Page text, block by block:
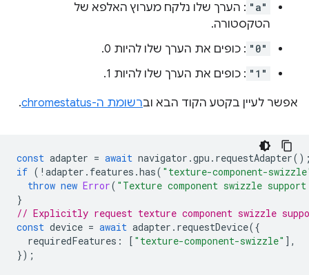
"a" : הערך שלו נלקח מערוץ האלפא של
הטקסטורה.
"0" : כופים את הערך שלו להיות 0.
"1" : כופים את הערך שלו להיות 1.
אפשר לעיין בקטע הקוד הבא וברשומת ה-chromestatus .
const adapter = await navigator .gpu . requestAdapter
if ( ! adapter . features .has( "texture-component-
throw new Error( "Texture component swizzle
}
// Explicitly request texture component swizzle
const device = await adapter . requestDevice({
requiredFeatures : [ "texture-component-swizzle" ],
});